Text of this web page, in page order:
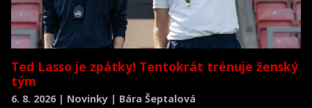
Ted Lasso je zpátky! Tentokrát trénuje ženský
tým
6. 8. 2026 | Novinky | Bára Šeptalová